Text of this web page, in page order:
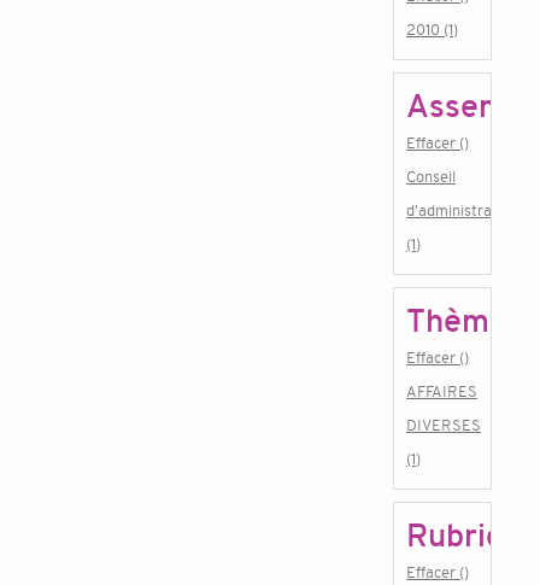
2010 (1)
Effacer ()
Conseil
d'administration
(1)
Thème
Effacer ()
AFFAIRES
DIVERSES
(1)
Rubrique
Effacer ()